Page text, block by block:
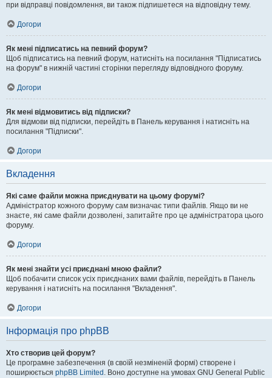
при відправці повідомлення, ви також підпишетеся на відповідну тему.
Догори
Як мені підписатись на певний форум?
Щоб підписатись на певний форум, натисніть на посилання "Підписатись
на форум" в нижній частині сторінки перегляду відповідного форуму.
Догори
Як мені відмовитись від підписки?
Для відмови від підписки, перейдіть в Панель керування і натисніть на
посилання "Підписки".
Догори
Вкладення
Які саме файли можна приєднувати на цьому форумі?
Адміністратор кожного форуму сам визначає типи файлів. Якщо ви не
знаєте, які саме файли дозволені, запитайте про це адміністратора цього
форуму.
Догори
Як мені знайти усі приєднані мною файли?
Щоб побачити список усіх приєднаних вами файлів, перейдіть в Панель
керування і натисніть на посилання "Вкладення".
Догори
Інформація про phpBB
Хто створив цей форум?
Це програмне забезпечення (в своїй незміненій формі) створене і
поширюється phpBB Limited . Воно доступне на умовах GNU General Public